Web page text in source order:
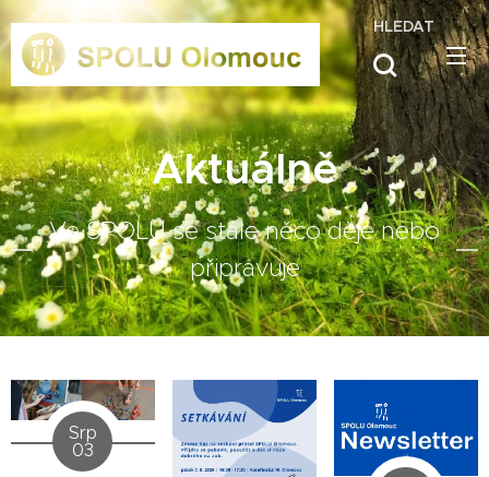
HLEDAT
Aktuálně
Ve SPOLU se stále něco děje nebo
připravuje
Srp
03